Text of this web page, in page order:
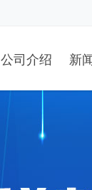
公司介绍 新